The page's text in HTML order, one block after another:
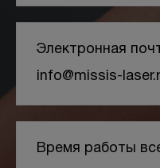
Электронная
info@missis-
Время работы